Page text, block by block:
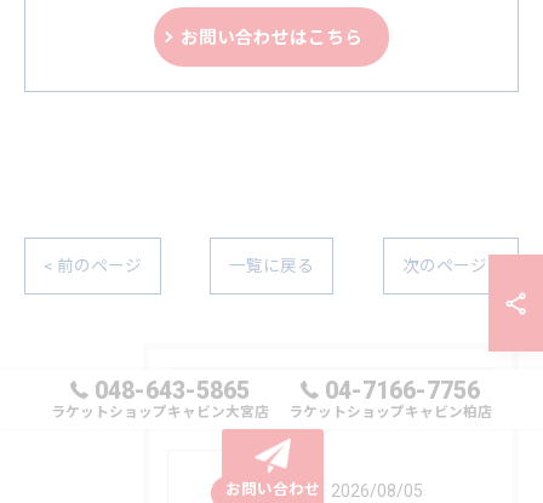
お問い合わせはこちら
< 前のページ 一覧に戻る 次のページ >
最近の投稿 Recent Posts
2026/08/05
048-643-5865
ラケットショップキャビン大宮店
04-7166-7756
ラケットショップキャビン柏店
お問い合わせ